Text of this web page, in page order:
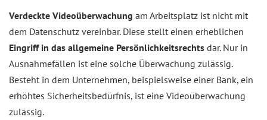
Verdeckte Videoüberwachung am Arbeitsplatz ist nicht mit
dem Datenschutz vereinbar. Diese stellt einen erheblichen
Eingriff in das allgemeine Persönlichkeitsrechts dar. Nur in
Ausnahmefällen ist eine solche Überwachung zulässig.
Besteht in dem Unternehmen, beispielsweise einer Bank, ein
erhöhtes Sicherheitsbedürfnis, ist eine Videoüberwachung
zulässig.